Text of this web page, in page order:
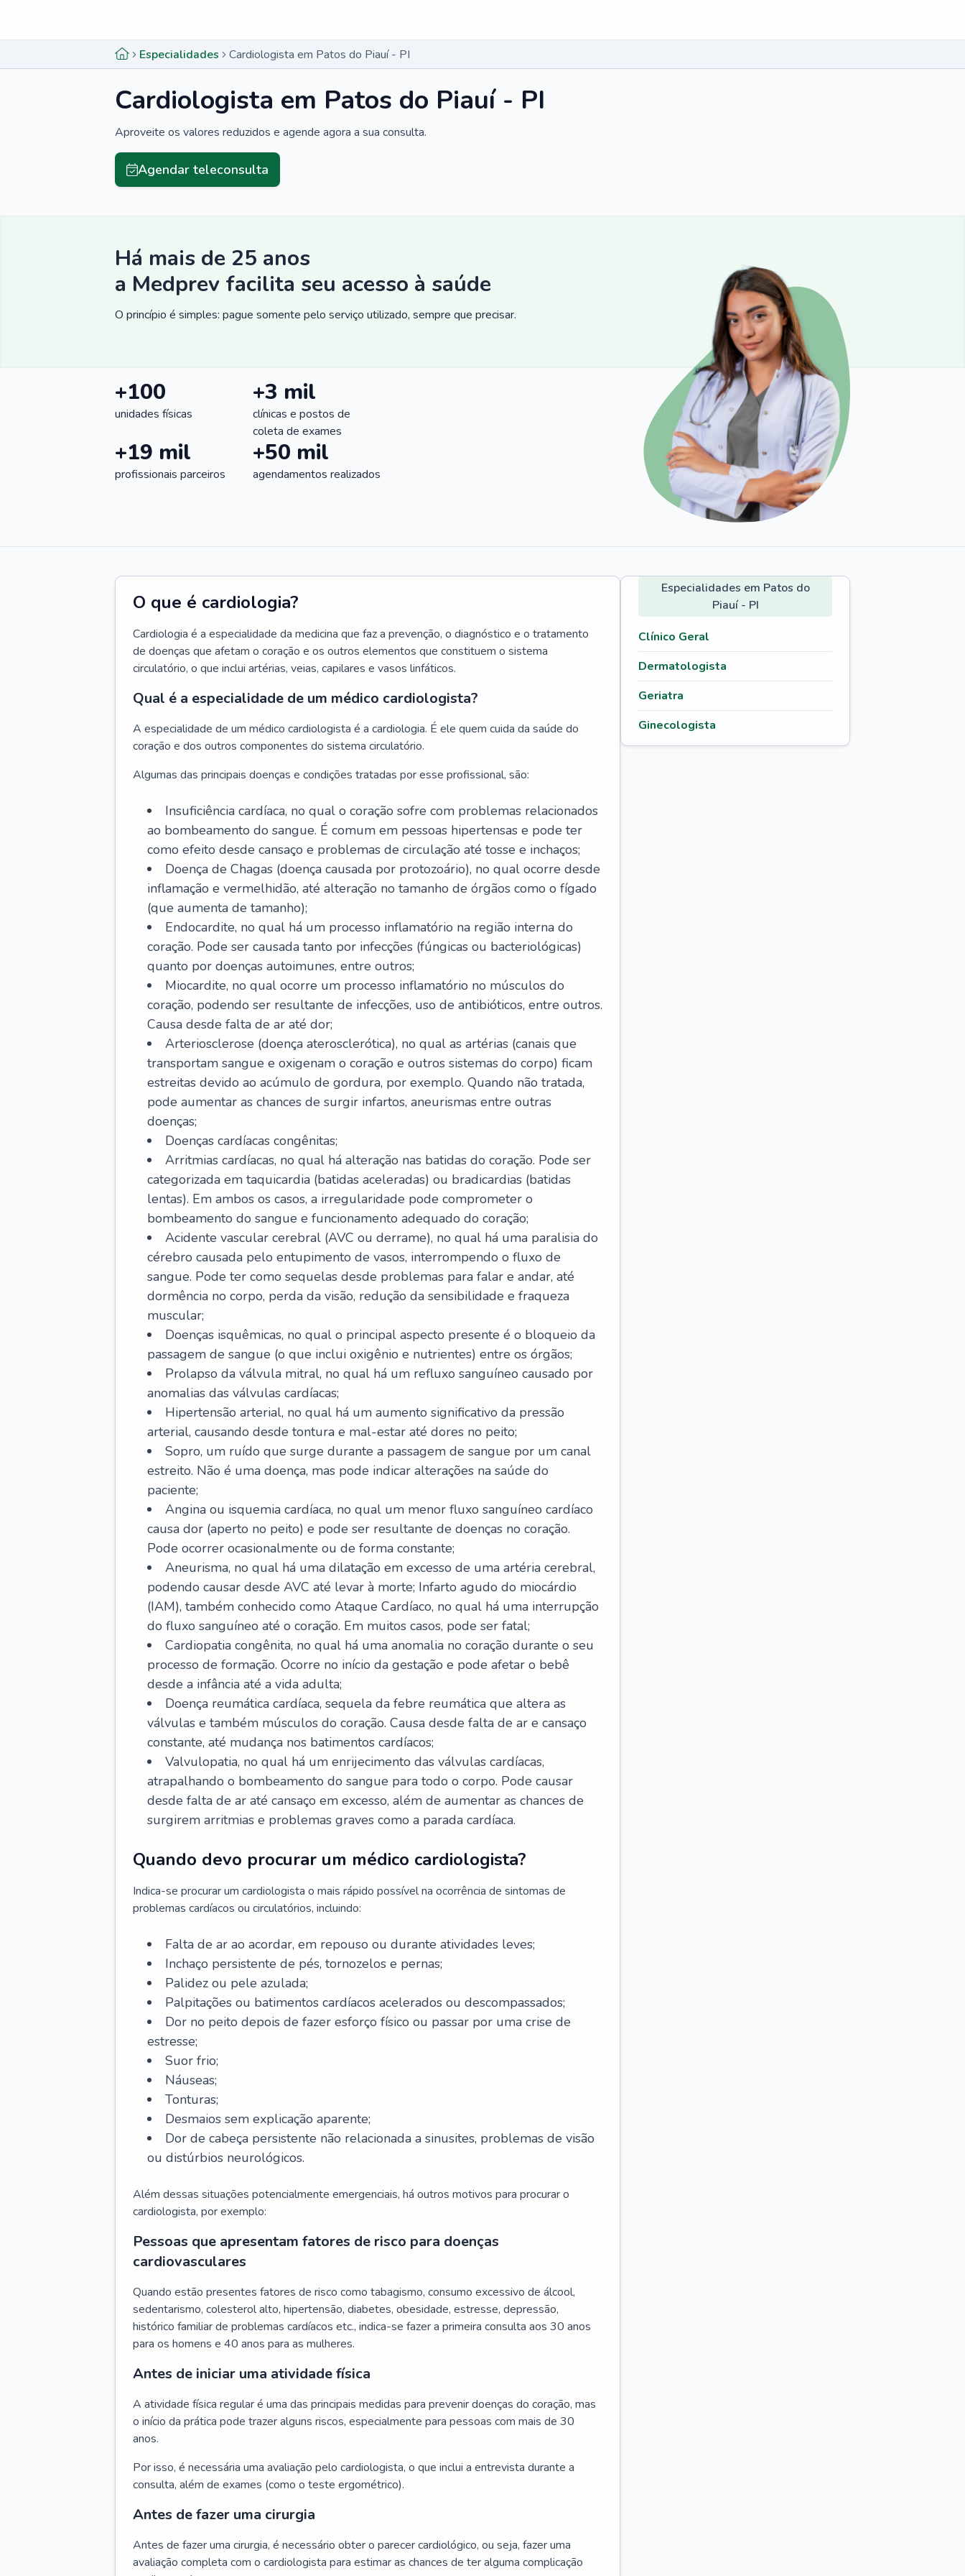
Especialidades Cardiologista em Patos do Piauí - PI
Cardiologista em Patos do Piauí - PI
Aproveite os valores reduzidos e agende agora a sua consulta.
Agendar teleconsulta
Há mais de 25 anos
a Medprev facilita seu acesso à saúde
O princípio é simples: pague somente pelo serviço utilizado, sempre que precisar.
+100
unidades físicas
+3 mil
clínicas e postos de
coleta de exames
+19 mil
profissionais parceiros
+50 mil
agendamentos realizados
O que é cardiologia?
Cardiologia é a especialidade da medicina que faz a prevenção, o diagnóstico e o tratamento
de doenças que afetam o coração e os outros elementos que constituem o sistema
circulatório, o que inclui artérias, veias, capilares e vasos linfáticos.
Qual é a especialidade de um médico cardiologista?
A especialidade de um médico cardiologista é a cardiologia. É ele quem cuida da saúde do
coração e dos outros componentes do sistema circulatório.
Algumas das principais doenças e condições tratadas por esse profissional, são:
Insuficiência cardíaca, no qual o coração sofre com problemas relacionados
ao bombeamento do sangue. É comum em pessoas hipertensas e pode ter
como efeito desde cansaço e problemas de circulação até tosse e inchaços;
Doença de Chagas (doença causada por protozoário), no qual ocorre desde
inflamação e vermelhidão, até alteração no tamanho de órgãos como o fígado
(que aumenta de tamanho);
Endocardite, no qual há um processo inflamatório na região interna do
coração. Pode ser causada tanto por infecções (fúngicas ou bacteriológicas)
quanto por doenças autoimunes, entre outros;
Miocardite, no qual ocorre um processo inflamatório no músculos do
coração, podendo ser resultante de infecções, uso de antibióticos, entre outros.
Causa desde falta de ar até dor;
Arteriosclerose (doença aterosclerótica), no qual as artérias (canais que
transportam sangue e oxigenam o coração e outros sistemas do corpo) ficam
estreitas devido ao acúmulo de gordura, por exemplo. Quando não tratada,
pode aumentar as chances de surgir infartos, aneurismas entre outras
doenças;
Doenças cardíacas congênitas;
Arritmias cardíacas, no qual há alteração nas batidas do coração. Pode ser
categorizada em taquicardia (batidas aceleradas) ou bradicardias (batidas
lentas). Em ambos os casos, a irregularidade pode comprometer o
bombeamento do sangue e funcionamento adequado do coração;
Acidente vascular cerebral (AVC ou derrame), no qual há uma paralisia do
cérebro causada pelo entupimento de vasos, interrompendo o fluxo de
sangue. Pode ter como sequelas desde problemas para falar e andar, até
dormência no corpo, perda da visão, redução da sensibilidade e fraqueza
muscular;
Doenças isquêmicas, no qual o principal aspecto presente é o bloqueio da
passagem de sangue (o que inclui oxigênio e nutrientes) entre os órgãos;
Prolapso da válvula mitral, no qual há um refluxo sanguíneo causado por
anomalias das válvulas cardíacas;
Hipertensão arterial, no qual há um aumento significativo da pressão
arterial, causando desde tontura e mal-estar até dores no peito;
Sopro, um ruído que surge durante a passagem de sangue por um canal
estreito. Não é uma doença, mas pode indicar alterações na saúde do
paciente;
Angina ou isquemia cardíaca, no qual um menor fluxo sanguíneo cardíaco
causa dor (aperto no peito) e pode ser resultante de doenças no coração.
Pode ocorrer ocasionalmente ou de forma constante;
Aneurisma, no qual há uma dilatação em excesso de uma artéria cerebral,
podendo causar desde AVC até levar à morte; Infarto agudo do miocárdio
(IAM), também conhecido como Ataque Cardíaco, no qual há uma interrupção
do fluxo sanguíneo até o coração. Em muitos casos, pode ser fatal;
Cardiopatia congênita, no qual há uma anomalia no coração durante o seu
processo de formação. Ocorre no início da gestação e pode afetar o bebê
desde a infância até a vida adulta;
Doença reumática cardíaca, sequela da febre reumática que altera as
válvulas e também músculos do coração. Causa desde falta de ar e cansaço
constante, até mudança nos batimentos cardíacos;
Valvulopatia, no qual há um enrijecimento das válvulas cardíacas,
atrapalhando o bombeamento do sangue para todo o corpo. Pode causar
desde falta de ar até cansaço em excesso, além de aumentar as chances de
surgirem arritmias e problemas graves como a parada cardíaca.
Quando devo procurar um médico cardiologista?
Indica-se procurar um cardiologista o mais rápido possível na ocorrência de sintomas de
problemas cardíacos ou circulatórios, incluindo:
Falta de ar ao acordar, em repouso ou durante atividades leves;
Inchaço persistente de pés, tornozelos e pernas;
Palidez ou pele azulada;
Palpitações ou batimentos cardíacos acelerados ou descompassados;
Dor no peito depois de fazer esforço físico ou passar por uma crise de
estresse;
Suor frio;
Náuseas;
Tonturas;
Desmaios sem explicação aparente;
Dor de cabeça persistente não relacionada a sinusites, problemas de visão
ou distúrbios neurológicos.
Além dessas situações potencialmente emergenciais, há outros motivos para procurar o
cardiologista, por exemplo:
Pessoas que apresentam fatores de risco para doenças
cardiovasculares
Quando estão presentes fatores de risco como tabagismo, consumo excessivo de álcool,
sedentarismo, colesterol alto, hipertensão, diabetes, obesidade, estresse, depressão,
histórico familiar de problemas cardíacos etc., indica-se fazer a primeira consulta aos 30 anos
para os homens e 40 anos para as mulheres.
Antes de iniciar uma atividade física
A atividade física regular é uma das principais medidas para prevenir doenças do coração, mas
o início da prática pode trazer alguns riscos, especialmente para pessoas com mais de 30
anos.
Por isso, é necessária uma avaliação pelo cardiologista, o que inclui a entrevista durante a
consulta, além de exames (como o teste ergométrico).
Antes de fazer uma cirurgia
Antes de fazer uma cirurgia, é necessário obter o parecer cardiológico, ou seja, fazer uma
avaliação completa com o cardiologista para estimar as chances de ter alguma complicação
Especialidades em Patos do
Piauí - PI
Clínico Geral
Dermatologista
Geriatra
Ginecologista